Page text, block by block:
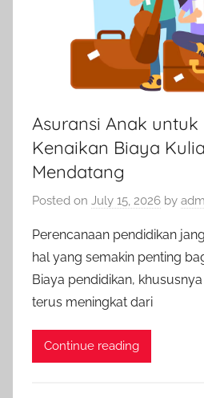
Asuransi Anak
Kenaikan Biaya
Mendatang
Posted on July 15, 2026 by
Perencanaan pendidikan
hal yang semakin penting
Biaya pendidikan,
terus meningkat dari
Continue reading